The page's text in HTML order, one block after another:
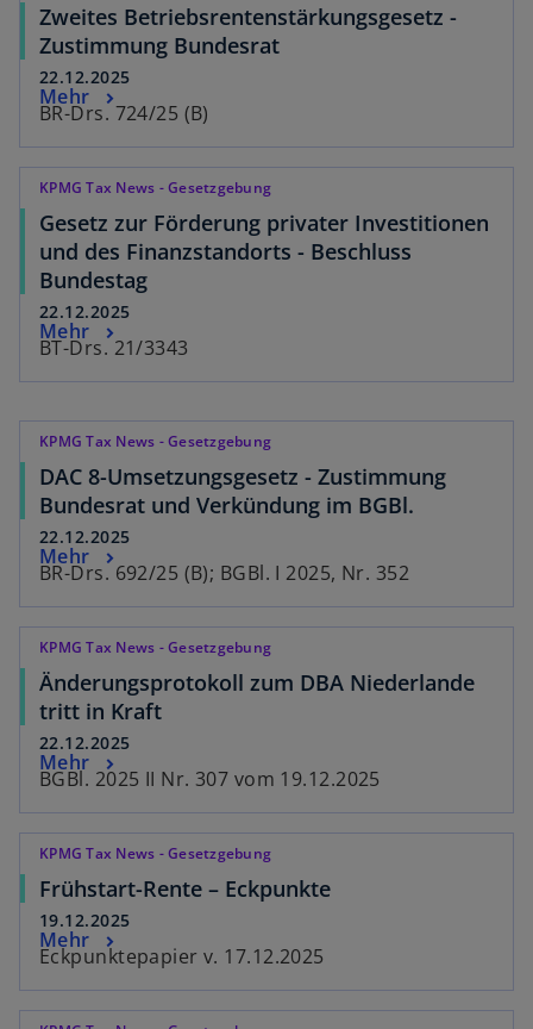
Zweites Betriebsrentenstärkungsgesetz -
Zustimmung Bundesrat
22.12.2025
BR-Drs. 724/25 (B)
Mehr
KPMG Tax News - Gesetzgebung
Gesetz zur Förderung privater Investitionen
und des Finanzstandorts - Beschluss
Bundestag
22.12.2025
BT-Drs. 21/3343
Mehr
KPMG Tax News - Gesetzgebung
DAC 8-Umsetzungsgesetz - Zustimmung
Bundesrat und Verkündung im BGBl.
22.12.2025
BR-Drs. 692/25 (B); BGBl. I 2025, Nr. 352
Mehr
KPMG Tax News - Gesetzgebung
Änderungsprotokoll zum DBA Niederlande
tritt in Kraft
22.12.2025
BGBl. 2025 II Nr. 307 vom 19.12.2025
Mehr
KPMG Tax News - Gesetzgebung
Frühstart-Rente – Eckpunkte
19.12.2025
Eckpunktepapier v. 17.12.2025
Mehr